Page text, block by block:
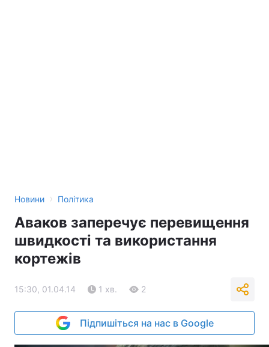
Новини › Політика
Аваков заперечує перевищення
швидкості та використання
кортежів
15:30, 01.04.14 1 хв. 2
Підпишіться на нас в Google